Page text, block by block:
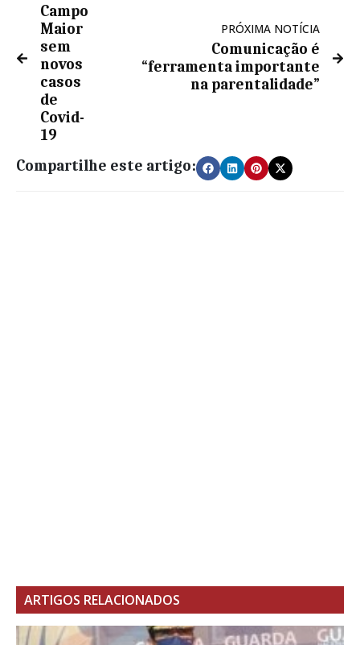
Campo
Maior
sem
novos
casos
de
Covid-
19
PRÓXIMA NOTÍCIA
Comunicação é
“ferramenta importante
na parentalidade”
Compartilhe este artigo:
ARTIGOS RELACIONADOS